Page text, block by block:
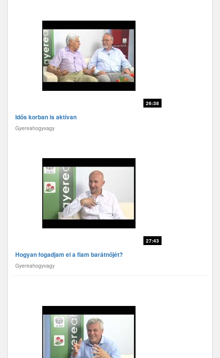
26:38
Idős korban is aktívan
Gyereahogyvagy
27:43
Hogyan fogadjam el a fiam barátnőjét?
Gyereahogyvagy